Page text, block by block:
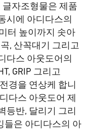
글자조형물은 제품
시에 아디다스의
터 높이까지 솟아
, 산꼭대기 그리고
다스 아웃도어의
GRIP 그리고
경을 연상케 합니
다스 아웃도어 제
등반, 달리기 그리
들은 아디다스의 아